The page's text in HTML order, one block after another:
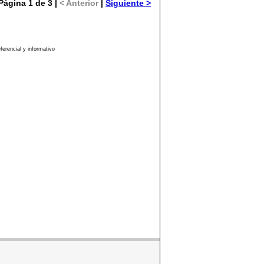
1 de 3 |< Anterior|Siguiente >
y informativo